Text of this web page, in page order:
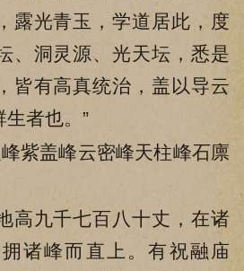
露光青玉，学道居此，度
、洞灵源、光天坛，悉是
皆有高真统治，盖以导云
者也。”
盖峰云密峰天柱峰石廪
九千七百八十丈，在诸
诸峰而直上。有祝融庙